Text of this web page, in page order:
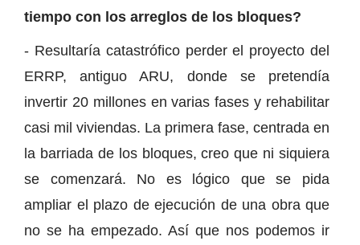
tiempo con los arreglos de los bloques?
- Resultaría catastrófico perder el proyecto del
ERRP, antiguo ARU, donde se pretendía
invertir 20 millones en varias fases y rehabilitar
casi mil viviendas. La primera fase, centrada en
la barriada de los bloques, creo que ni siquiera
se comenzará. No es lógico que se pida
ampliar el plazo de ejecución de una obra que
no se ha empezado. Así que nos podemos ir